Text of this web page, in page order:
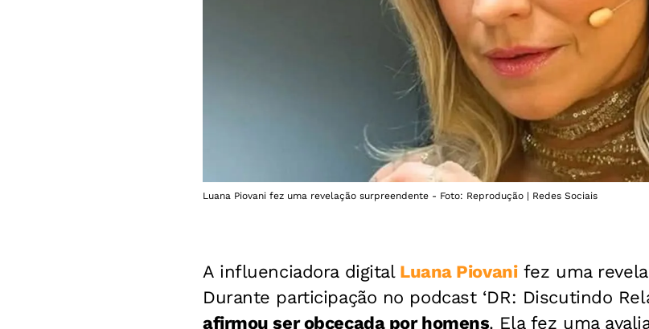
Luana Piovani fez uma revelação surpreendente - Foto: Reprodução | Redes Sociais
A influenciadora digital Luana Piovanifez uma
Durante participação no podcast ‘DR: Discutindo
afirmou ser obcecada por homens. Ela fez uma